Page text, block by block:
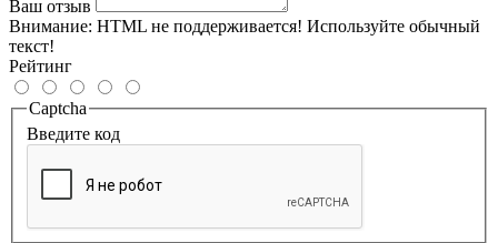
Ваш отзыв
Внимание: HTML не поддерживается! Используйте обычный
текст!
Рейтинг
Captcha
Введите код